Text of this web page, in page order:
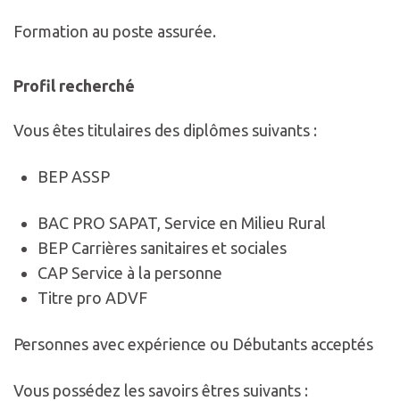
Formation au poste assurée.
Profil recherché
Vous êtes titulaires des diplômes suivants :
BEP ASSP
BAC PRO SAPAT, Service en Milieu Rural
BEP Carrières sanitaires et sociales
CAP Service à la personne
Titre pro ADVF
Personnes avec expérience ou Débutants acceptés
Vous possédez les savoirs êtres suivants :